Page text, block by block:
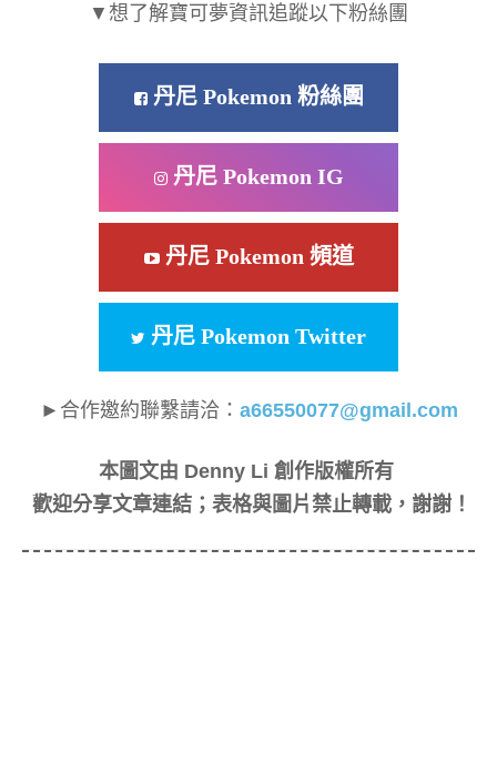
▼想了解寶可夢資訊追蹤以下粉絲團
丹尼 Pokemon 粉絲團
丹尼 Pokemon IG
丹尼 Pokemon 頻道
丹尼 Pokemon Twitter
►合作邀約聯繫請洽： a66550077@gmail.com
本圖文由 Denny Li 創作版權所有
歡迎分享文章連結；表格與圖片禁止轉載，謝謝！